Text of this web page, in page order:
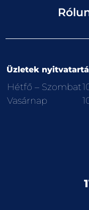
Üzletek
Hétfő – Szombat
Vasárnap